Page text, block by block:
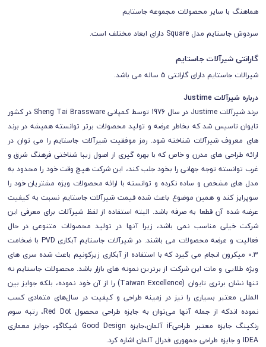
هماهنگ با سایر محصولات مجموعه جاستایم
سردوش جاستایم مدل Square دارای ابعاد مختلف است.
گارانتی شیرآلات جاستایم
شیرالات جاستایم دارای گارانتی 5 ساله می باشد.
درباره شیرآلات Justime
برند شیرآلات Justime در سال 1976 توسط کمپانی Sheng Tai Brassware در کشور
تایوان تاسیس شد که بخاطر عرضه و تولید محصولات برتر توانسته همیشه در برند
های معروف شیرآلات شناخته شود. رمز موفقیت شیرآلات جاستایم را می توان در
ارائه طراحی های مدرن و خاص که با بهره گیری از اصول زیبا شناختی فرهنگ شرق و
غرب توانسته توجه جهانی را بخود جلب کند، این شرکت هیچ وقت خود را محدود به
مدل های مشخص و ساده نکرده و توانسته با ارائه محصولات ویژه مشتریان خود را
سوپرایز کند و همین موضوع باعث شده قیمت شیرآلات جاستایم نسبت به کیفیت
عرضه شده آن قطعا به صرفه باشد. البته استفاده از لفظ شیرآلات برای معرفی این
شرکت خیلی مناسب نمی باشد، زیرا آنها در تولید محصولات متنوعی در حال
فعالیت و عرضه محصولات می باشند. در شیرآلات جاستایم آبکاری PVD با ضخامت
0.3 میکرون انجام می گیرد که با استفاده از آبکاری زیرکونیم باعث شده سری های
ویژه طلایی و مات این شرکت از برترین نمونه های بازار باشد. محصولات جاستایم نه
تنها نشان برتری تایوان (Taiwan Excellence) را از آن خود نموده، بلکه جوایز بین
المللی معتبر بسیاری را نیز در زمینه طراحی و کیفیت در سال‌های متمادی کسب
نموده اندکه از جمله آنها می‌توان به جایزه طراحی محصول Red Dot، رتبه سوم
رنکینگ جایزه معتبر طراحیiF آلمان،جایزه Good Design شیکاگو، جوایز معماری
IDEA و جایزه طراحی جمهوری فدرال آلمان اشاره کرد.